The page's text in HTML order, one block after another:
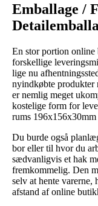
Emballage /
En stor portion online
forskellige
lige nu
nyindkøbte produkter
er nemlig meget
kostelige form for
rums
Du burde også
bor eller til hvor du
sædvanligvis et hak
fremkommelig. Den
selv at hente
afstand af online